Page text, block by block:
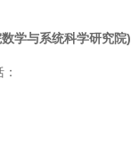
学与系统科学研究院)